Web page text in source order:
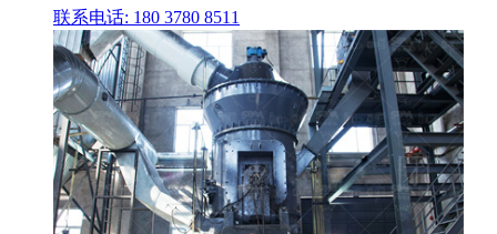
联系电话: 180 3780 8511